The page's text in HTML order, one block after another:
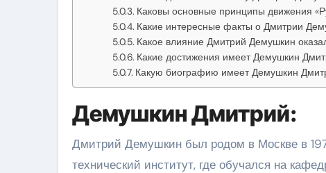
Каковы основные принципы движения
Какие интересные факты о Дмитрии
Какое влияние Дмитрий Демушкин
Какие достижения имеет Демушкин
Какую биографию имеет Демушкин
Демушкин Дмитрий:
Дмитрий Демушкин был родом в Москве в
технический институт, где обучался на